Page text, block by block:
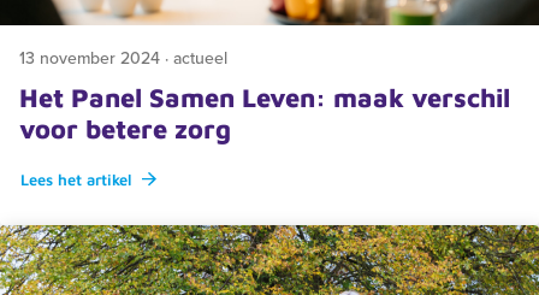
13 november 2024 · actueel
Het Panel Samen Leven: maak verschil
voor betere zorg
Lees het artikel